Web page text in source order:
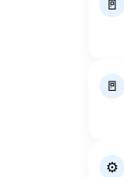
🚪
🚪
⚙️